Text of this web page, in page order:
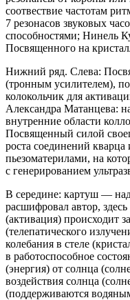
соотвествие частотам
7 резонасов звуковых
способностями; Нинель
Посвященного на
Нижний ряд. Слева:
(тронным усилителем),
колокольчик для
Александра Матанцева:
внутренние области
Посвященный силой
роста соединений
пьезоматерилами, на
с генерированием
В середине: картуш —
расшифровал автор,
(активация) происходит
(телепатического
колебания в стеле
в работоспособное
(энергия) от солнца
воздействия солнца
(поддерживаются